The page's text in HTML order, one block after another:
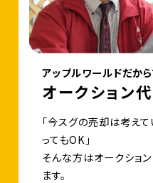
アップルワールドだか
オークション代
「今スグの売却は考え
ってもOK」
そんな方はオークショ
ます。